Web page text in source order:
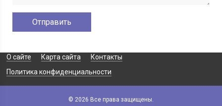
О сайте Карта сайта
Контакты
Политика конфиденциальности
© 2026 Все права защищены.